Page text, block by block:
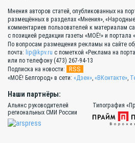
Мнения авторов статей, опубликованных на
размещённых в разделах «Мнения»,
комментариев пользователей к материалам
с позицией редакции газеты «МОЁ!» и портала
По вопросам размещения рекламы на сайте
почта: lip@kpv.ru с пометкой «Реклама на
или по телефону (473) 267-94-13
Подписка на новости:
RSS
«МОЁ! Белгород» в сети: «Дзен», «ВКонтакте»,
Наши партнёры:
Альянс руководителей
региональных СМИ России
Типография